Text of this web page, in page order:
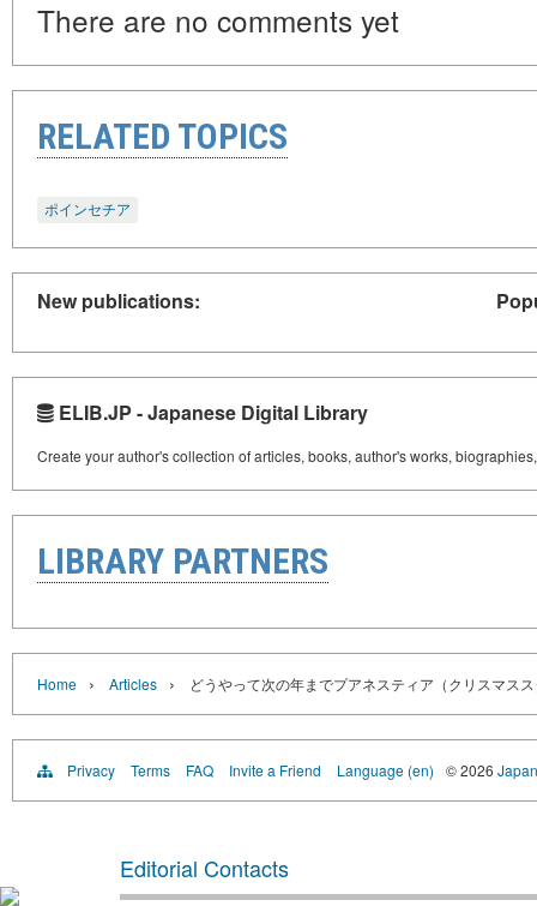
There are no comments yet
RELATED TOPICS
ポインセチア
New publications:
ELIB.JP - Japanese Digital Library
Create your author's collection of articles, books, author's works,
LIBRARY PARTNERS
Home › Articles › どうやって次の年までプアネスティア（クリスマス
Privacy Terms FAQ Invite a Friend Language (en) © 2026
Editorial Contacts